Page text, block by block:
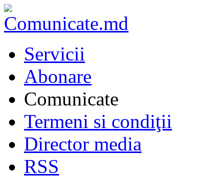
Servicii
Abonare
Comunicate
Termeni si condiţii
Director media
RSS